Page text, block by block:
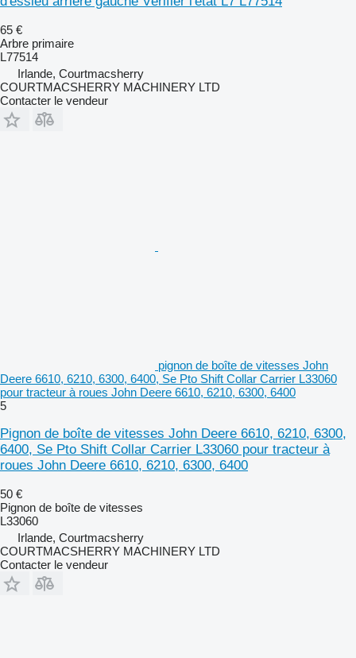
65 €
Arbre primaire
L77514
Irlande, Courtmacsherry
COURTMACSHERRY MACHINERY LTD
Contacter le vendeur
pignon de boîte de vitesses John
Deere 6610, 6210, 6300, 6400, Se Pto Shift Collar Carrier L33060
pour tracteur à roues John Deere 6610, 6210, 6300, 6400
5
Pignon de boîte de vitesses John Deere 6610, 6210, 6300,
6400, Se Pto Shift Collar Carrier L33060 pour tracteur à
roues John Deere 6610, 6210, 6300, 6400
50 €
Pignon de boîte de vitesses
L33060
Irlande, Courtmacsherry
COURTMACSHERRY MACHINERY LTD
Contacter le vendeur